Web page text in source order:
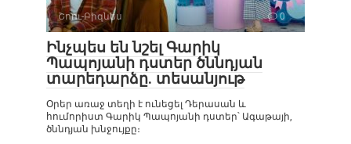
Շոու-Բիզնես 0
Ինչպես են նշել Գարիկ
Պապոյանի դստեր ծննդյան
տարեդարձը. տեսանյութ
Օրեր առաջ տեղի է ունեցել Դերասան և
հումորիստ Գարիկ Պապոյանի դստեր՝ Ագաթայի,
ծննդյան խնջույքը։